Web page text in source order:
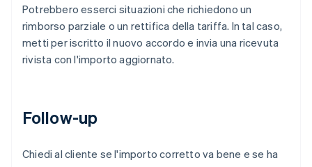
Potrebbero esserci situazioni che richiedono un
rimborso parziale o un rettifica della tariffa. In tal caso,
metti per iscritto il nuovo accordo e invia una ricevuta
rivista con l'importo aggiornato.
Follow-up
Chiedi al cliente se l'importo corretto va bene e se ha